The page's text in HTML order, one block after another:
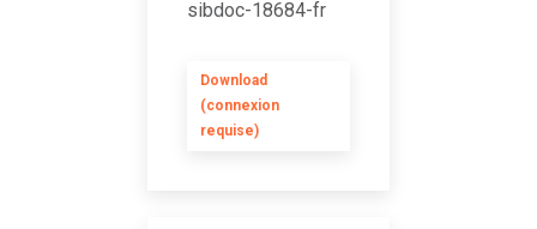
sibdoc-18684-fr
Download
(connexion
requise)